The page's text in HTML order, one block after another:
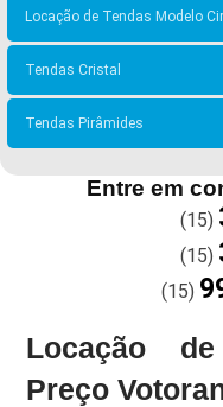
Locação de Tendas Modelo
Tendas Cristal
Tendas Pirâmides
Entre em
(15)
(15)
(15)
Locação
Preço